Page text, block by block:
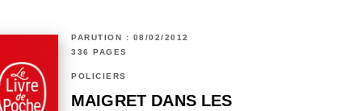
PARUTION : 08/02/2012
336 PAGES
POLICIERS
MAIGRET DANS LES